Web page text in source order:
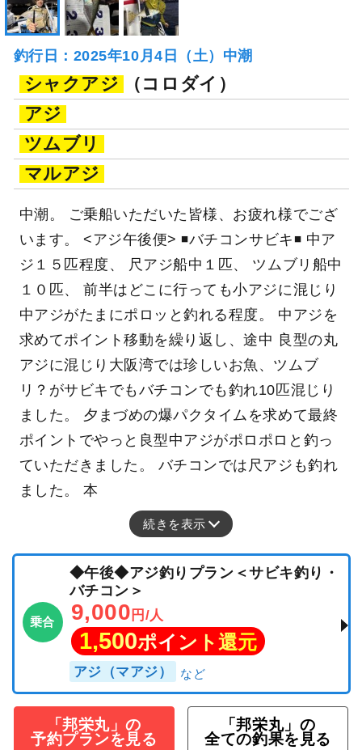
釣行日：2025年10月4日（土）中潮
シャクアジ
（コロダイ）
アジ
ツムブリ
マルアジ
中潮。 ご乗船いただいた皆様、お疲れ様でござ
います。 <アジ午後便> ◾️バチコンサビキ◾️ 中ア
ジ１５匹程度、 尺アジ船中１匹、 ツムブリ船中
１０匹、 前半はどこに行っても小アジに混じり
中アジがたまにポロッと釣れる程度。 中アジを
求めてポイント移動を繰り返し、途中 良型の丸
アジに混じり大阪湾では珍しいお魚、ツムブ
リ？がサビキでもバチコンでも釣れ10匹混じり
ました。 夕まづめの爆パクタイムを求めて最終
ポイントでやっと良型中アジがポロポロと釣っ
ていただきました。 バチコンでは尺アジも釣れ
ました。 本
続きを表示
乗合
◆午後◆アジ釣りプラン＜サビキ釣り・
バチコン＞
9,000 円/人
1,500ポイント還元
アジ（マアジ）
「邦栄丸」の
予約プランを見る
「邦栄丸」の
全ての釣果を見る